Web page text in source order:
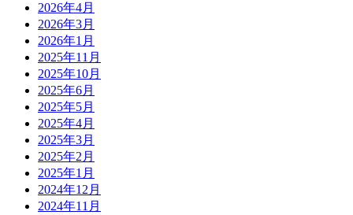
2026年4月
2026年3月
2026年1月
2025年11月
2025年10月
2025年6月
2025年5月
2025年4月
2025年3月
2025年2月
2025年1月
2024年12月
2024年11月